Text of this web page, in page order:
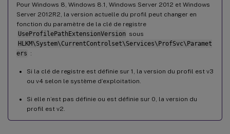
Pour Windows 8, Windows 8.1, Windows Server 2012 et Windows
Server 2012R2, la version actuelle du profil peut changer en
fonction du paramètre de la clé de registre
UseProfilePathExtensionVersion sous
HLKM\System\CurrentControlset\Services\ProfSvc\Paramet
ers :
Si la clé de registre est définie sur 1, la version du profil est v3
ou v4 selon le système d’exploitation.
Si elle n’est pas définie ou est définie sur 0, la version du
profil est v2.